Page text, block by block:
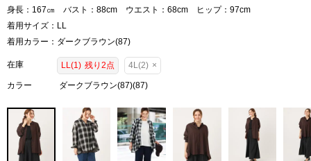
身長：167㎝ バスト：88cm ウエスト：68cm ヒップ：97cm
着用サイズ：LL
着用カラー：ダークブラウン(87)
在庫 LL(1) 残り2点 4L(2) ×
カラー ダークブラウン(87)(87)